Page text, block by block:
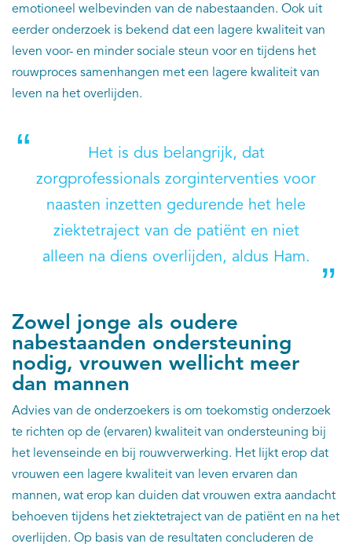
emotioneel welbevinden van de nabestaanden. Ook uit
eerder onderzoek is bekend dat een lagere kwaliteit van
leven voor- en minder sociale steun voor en tijdens het
rouwproces samenhangen met een lagere kwaliteit van
leven na het overlijden.
Het is dus belangrijk, dat
zorgprofessionals zorginterventies voor
naasten inzetten gedurende het hele
ziektetraject van de patiënt en niet
alleen na diens overlijden, aldus Ham.
Zowel jonge als oudere
nabestaanden ondersteuning
nodig, vrouwen wellicht meer
dan mannen
Advies van de onderzoekers is om toekomstig onderzoek
te richten op de (ervaren) kwaliteit van ondersteuning bij
het levenseinde en bij rouwverwerking. Het lijkt erop dat
vrouwen een lagere kwaliteit van leven ervaren dan
mannen, wat erop kan duiden dat vrouwen extra aandacht
behoeven tijdens het ziektetraject van de patiënt en na het
overlijden. Op basis van de resultaten concluderen de